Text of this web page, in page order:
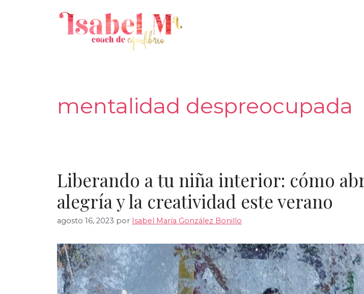
mentalidad despreocupada
Liberando a tu niña interior: cómo
alegría y la creatividad este verano
agosto 16, 2023 por Isabel María González Bonillo